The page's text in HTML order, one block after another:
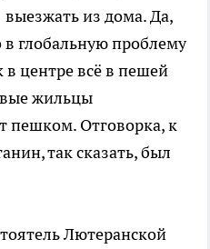
из дома. Да,
глобальную проблему
в центре всё в пешей
жильцы
пешком. Отговорка, к
так сказать, был
Лютеранской